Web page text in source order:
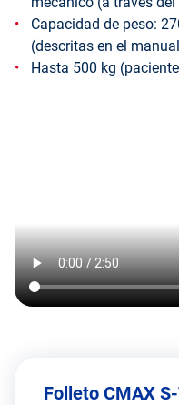
Capacidad de peso:
(descritas en el
Hasta 500 kg
Folleto CMAX